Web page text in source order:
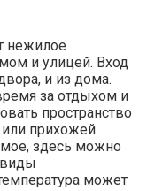
нежилое
и улицей. Вход
и из дома.
за отдыхом и
пространство
прихожей.
здесь можно
может